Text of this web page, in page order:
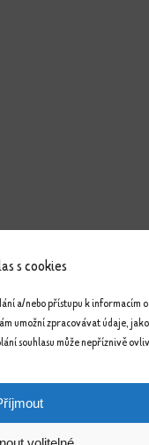
s cookies
a/nebo přístupu k informacím
umožní zpracovávat údaje,
souhlasu může nepříznivě